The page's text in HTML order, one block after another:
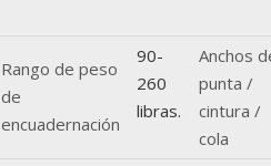
Rango de peso
de
encuadernación
90-
260
libras.
Anchos
punta /
cintura /
cola